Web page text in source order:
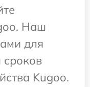
Наш
для
сроков
Kugoo.